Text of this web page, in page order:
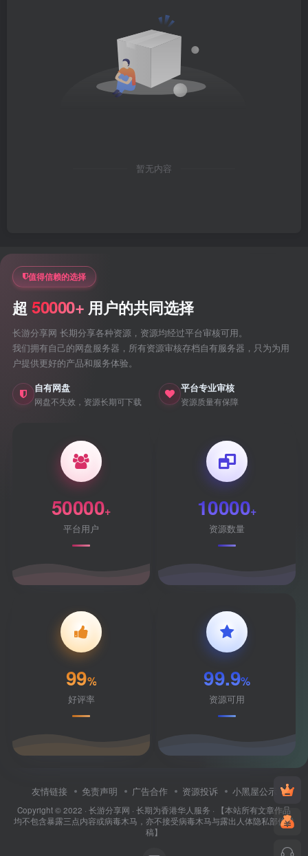
暂无内容
值得信赖的选择
超 50000+ 用户的共同选择
长游分享网 长期分享各种资源，资源均经过平台审核可用。
我们拥有自己的网盘服务器，所有资源审核存档自有服务器，只为为用
户提供更好的产品和服务体验。
自有网盘
网盘不失效，资源长期可下载
平台专业审核
资源质量有保障
50000+
平台用户
10000+
资源数量
99%
好评率
99.9%
资源可用
友情链接 免责声明 广告合作 资源投诉 小黑屋公示
Copyright © 2022 · 长游分享网 · 长期为香港华人服务 · 【本站所有文章作品
均不包含暴露三点内容或病毒木马，亦不接受病毒木马与露出人体隐私部位投
稿】